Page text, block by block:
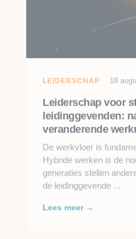
Leiderschap voor
leidinggevenden:
veranderende
Hybride werken is de
generaties stellen
de leidinggevende ...